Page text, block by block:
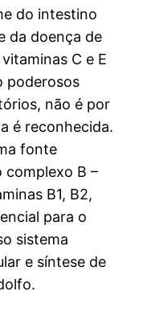
do intestino
da doença de
C e E
poderosos
não é por
é reconhecida.
fonte
B –
B1, B2,
para o
sistema
e síntese de